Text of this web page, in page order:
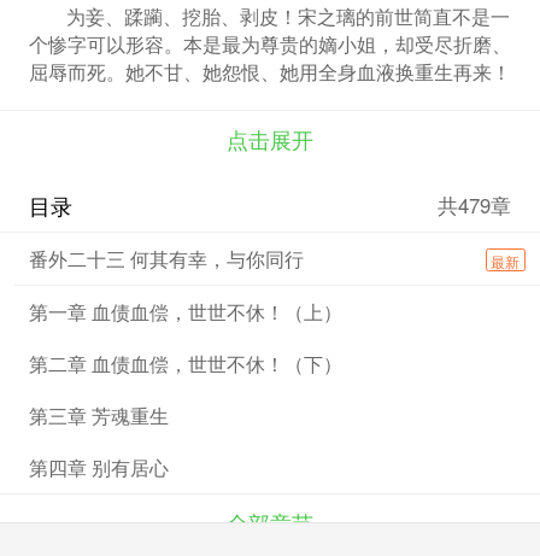
为妾、蹂躏、挖胎、剥皮！宋之璃的前世简直不是一
个惨字可以形容。本是最为尊贵的嫡小姐，却受尽折磨、
屈辱而死。她不甘、她怨恨、她用全身血液换重生再来！
她之人血债血偿！ 而他清冷孤傲、俊美无俦，一双翻云
覆雨手只为筹谋天下。可当他那双雾气弥漫的眼里落入了
前这个妖孽是怎么回事，说好的清冷俊雅呢？
点击展开
目录 共479章
番外二十三 何其有幸，与你同行 最新
第一章 血债血偿，世世不休！（上）
第二章 血债血偿，世世不休！（下）
第三章 芳魂重生
第四章 别有居心
全部章节